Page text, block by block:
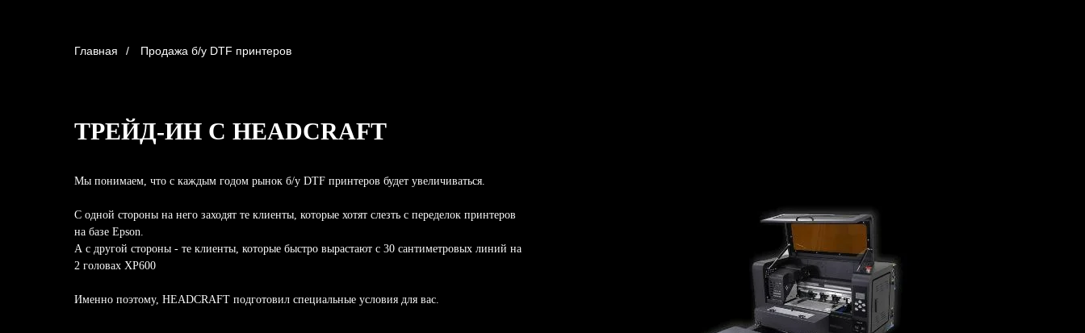
Главная / Продажа б/у DTF принтеров
ТРЕЙД-ИН C HEADCRAFT
Мы понимаем, что с каждым годом рынок б/у DTF принтеров будет увеличиваться.
С одной стороны на него заходят те клиенты, которые хотят слезть с переделок принтеров
на базе Epson.
А с другой стороны - те клиенты, которые быстро вырастают с 30 сантиметровых линий на
2 головах XP600
Именно поэтому, HEADCRAFT подготовил специальные условия для вас.